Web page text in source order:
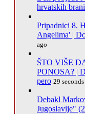
hrvatskih
Pripadnici 8.
Angelima' |
ago
ŠTO VIŠE
PONOSA? |
pero 29 seconds
Debakl
Jugoslavije"